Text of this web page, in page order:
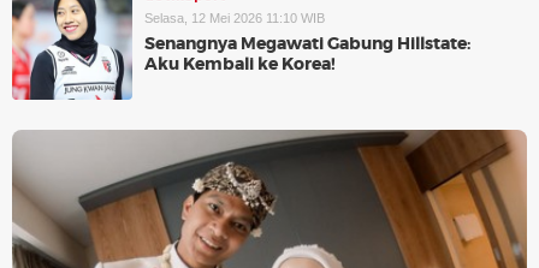
Selasa, 12 Mei 2026 11:10 WIB
Senangnya Megawati Gabung Hillstate:
Aku Kembali ke Korea!